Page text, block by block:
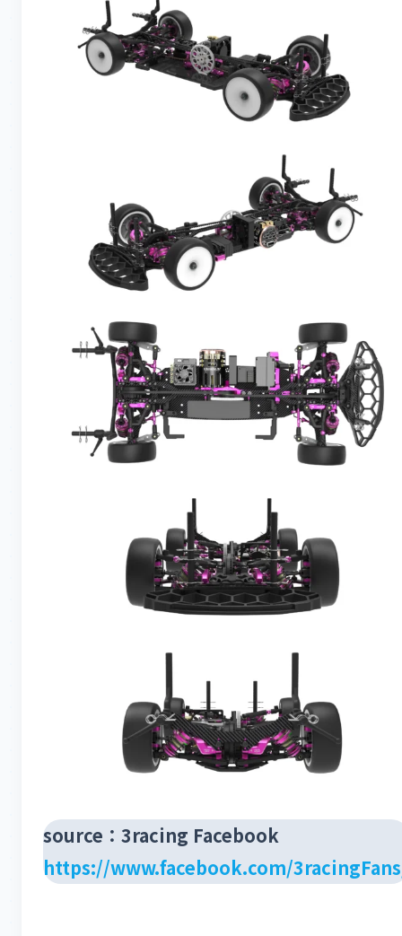
source：3racing Facebook
https://www.facebook.com/